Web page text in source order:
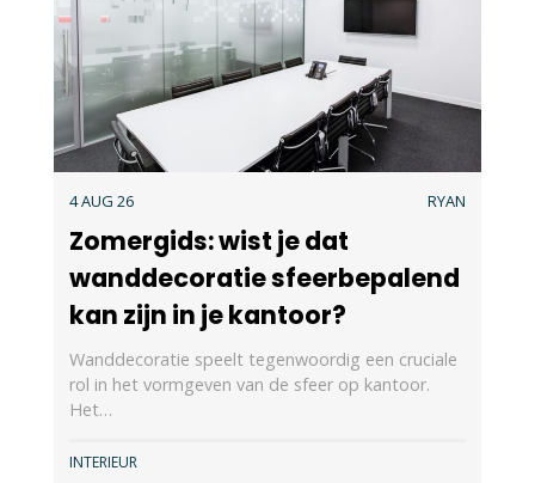
4 AUG 26 RYAN
Zomergids: wist je dat
wanddecoratie sfeerbepalend
kan zijn in je kantoor?
Wanddecoratie speelt tegenwoordig een cruciale
rol in het vormgeven van de sfeer op kantoor.
Het…
INTERIEUR